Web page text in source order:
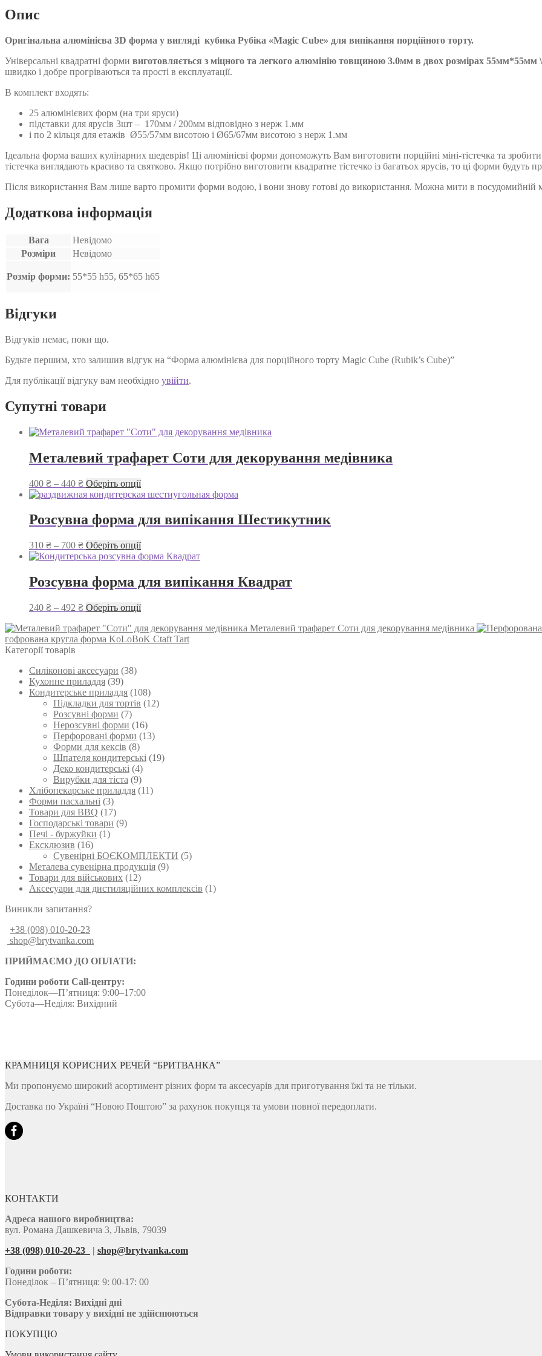
Cube)
кількість
Опис
Оригінальна алюмінієва 3D форма у вигляді кубика Рубіка «Magic Cube» для випікання порційного торту.
Універсальні квадратні форми виготовляється з міцного та легкого алюмінію товщиною 3.0мм в двох розмірах
швидко і добре прогріваються та прості в експлуатації.
В комплект входять:
25 алюмінієвих форм (на три яруси)
підставки для ярусів 3шт – 170мм / 200мм відповідно з нерж 1.мм
і по 2 кільця для етажів Ø55/57мм висотою і Ø65/67мм висотою з нерж 1.мм
Ідеальна форма ваших кулінарних шедеврів! Ці алюмінієві форми допоможуть Вам виготовити порційні міні-тістечка та
тістечка виглядають красиво та святково. Якщо потрібно виготовити квадратне тістечко із багатьох ярусів, то ці форми
Після використання Вам лише варто промити форми водою, і вони знову готові до використання. Можна мити в посудомийній
Додаткова інформація
Вага
Невідомо
Розміри
Невідомо
Розмір форми: 55*55 h55, 65*65 h65
Відгуки
Відгуків немає, поки що.
Будьте першим, хто залишив відгук на “Форма алюмінієва для порційного торту Magic Cube (Rubik’s Cube)”
Для публікації відгуку вам необхідно увійти.
Супутні товари
Металевий трафарет Соти для декорування медівника
400 ₴ – 440 ₴Діапазон
цін:
400 ₴
до
Оберіть опціїЦей
товар
кілька
варіантів.
можна
вибрати
сторінці
товару
Розсувна форма для випікання Шестикутник
310 ₴ – 700 ₴Діапазон
цін:
310 ₴
до
Оберіть опціїЦей
товар
варіантів.
можна
на
сторінці
Розсувна форма для випікання Квадрат
240 ₴ – 492 ₴Діапазон
від
240 ₴
Оберіть опціїЦей
має
кілька
на
сторінці
Металевий трафарет Соти для декорування медівника
гофрована кругла форма KoLoBoK Ctaft Tart
Категорії товарів
Силіконові аксесуари (38)
Кухонне приладдя (39)
Кондитерське приладдя (108)
Підкладки для тортів (12)
Розсувні форми (7)
Нерозсувні форми (16)
Перфоровані форми (13)
Форми для кексів (8)
Шпателя кондитерські (19)
Деко кондитерські (4)
Вирубки для тіста (9)
Хлібопекарське приладдя (11)
Форми пасхальні (3)
Товари для BBQ (17)
Господарські товари (9)
Печі - буржуйки (1)
Ексклюзив (16)
Сувенірні БОЄКОМПЛЕКТИ (5)
Металева сувенірна продукція (9)
Товари для військових (12)
Аксесуари для дистиляційних комплексів (1)
Виникли запитання?
+38 (098) 010-20-23
shop@brytvanka.com
ПРИЙМАЄМО ДО ОПЛАТИ:
Години роботи Call-центру:
Понеділок—П’ятниця: 9:00–17:00
Субота—Неділя: Вихідний
КРАМНИЦЯ КОРИСНИХ РЕЧЕЙ “БРИТВАНКА”
Ми пропонуємо широкий асортимент різних форм та аксесуарів для приготування їжі та не тільки.
Доставка по Україні “Новою Поштою” за рахунок покупця та умови повної передоплати.
КОНТАКТИ
Адреса нашого виробництва:
вул. Романа Дашкевича 3, Львів, 79039
+38 (098) 010-20-23
| shop@brytvanka.com
Години роботи:
Понеділок – П’ятниця: 9: 00-17: 00
Субота-Неділя: Вихідні дні
Відправки товару у вихідні не здійснюються
ПОКУПЦЮ